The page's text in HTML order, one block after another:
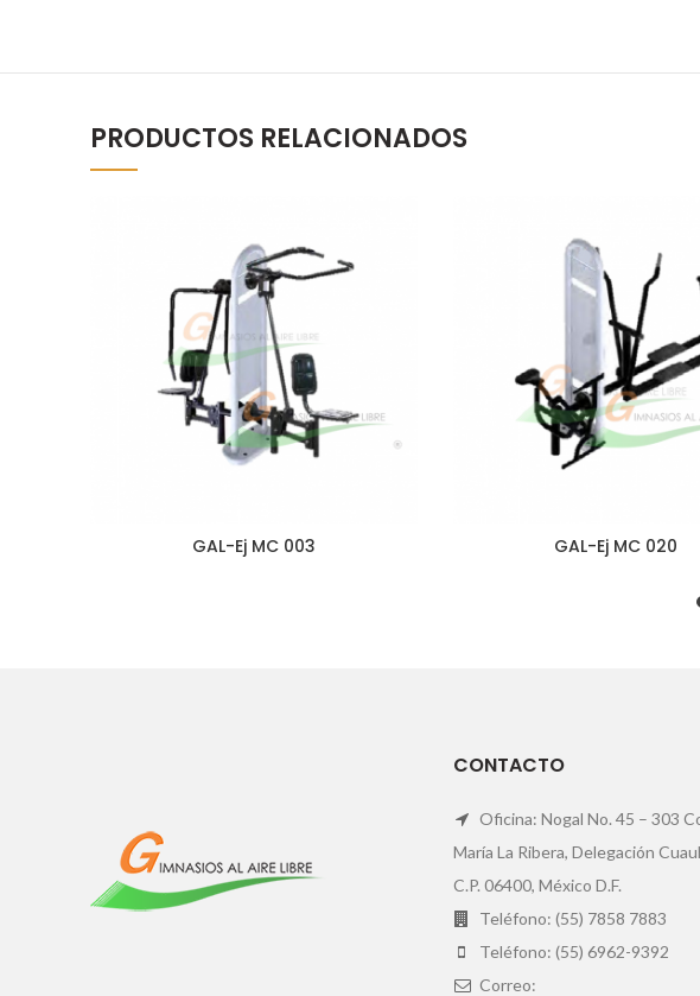
PRODUCTOS RELACIONADOS
GAL-Ej MC 003 GAL-Ej MC 020
CONTACTO
Oficina: Nogal No. 45 – 303
María La Ribera, Delegación
C.P. 06400, México D.F.
Teléfono: (55) 7858 7883
Teléfono: (55) 6962-9392
Correo: